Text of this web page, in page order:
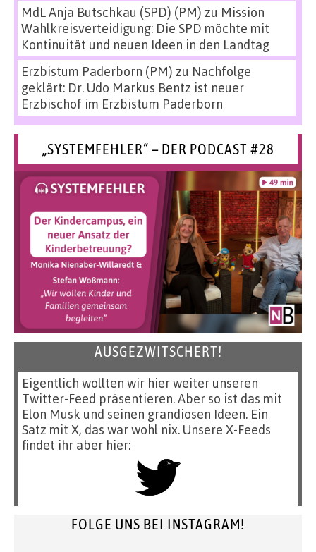
MdL Anja Butschkau (SPD) (PM) zu Mission
Wahlkreisverteidigung: Die SPD möchte mit
Kontinuität und neuen Ideen in den Landtag
Erzbistum Paderborn (PM) zu Nachfolge
geklärt: Dr. Udo Markus Bentz ist neuer
Erzbischof im Erzbistum Paderborn
„SYSTEMFEHLER“ – DER PODCAST #28
AUSGEZWITSCHERT!
Eigentlich wollten wir hier weiter unseren
Twitter-Feed präsentieren. Aber so ist das mit
Elon Musk und seinen grandiosen Ideen. Ein
Satz mit X, das war wohl nix. Unsere X-Feeds
findet ihr aber hier:
FOLGE UNS BEI INSTAGRAM!